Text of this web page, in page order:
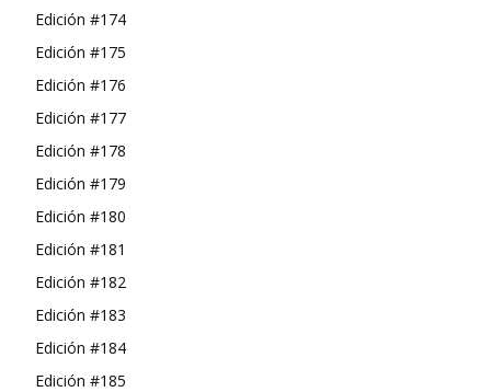
Edición #174
Edición #175
Edición #176
Edición #177
Edición #178
Edición #179
Edición #180
Edición #181
Edición #182
Edición #183
Edición #184
Edición #185